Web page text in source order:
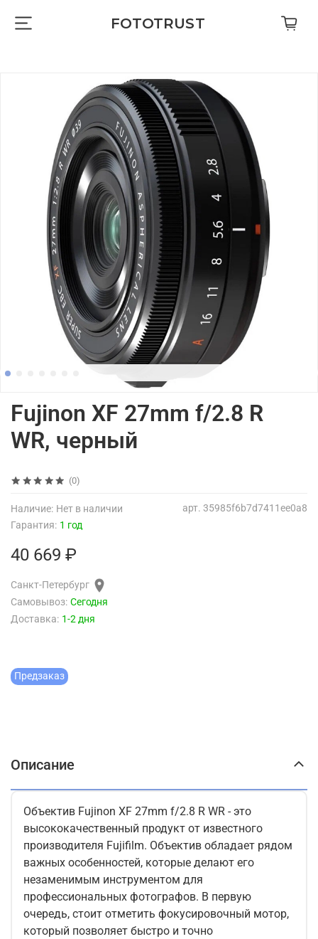
FOTOTRUST
(0)
арт. 35985f6b7d7411ee0a8
Наличие: Нет в наличии
Гарантия: 1 год
Предзаказ
Fujinon XF 27mm f/2.8 R
WR, черный
40 669 ₽
Санкт-Петербург
Самовывоз: Сегодня
Доставка: 1-2 дня
Описание
Объектив Fujinon XF 27mm f/2.8 R WR - это
высококачественный продукт от известного
производителя Fujifilm. Объектив обладает рядом
важных особенностей, которые делают его
незаменимым инструментом для
профессиональных фотографов. В первую
очередь, стоит отметить фокусировочный мотор,
который позволяет быстро и точно